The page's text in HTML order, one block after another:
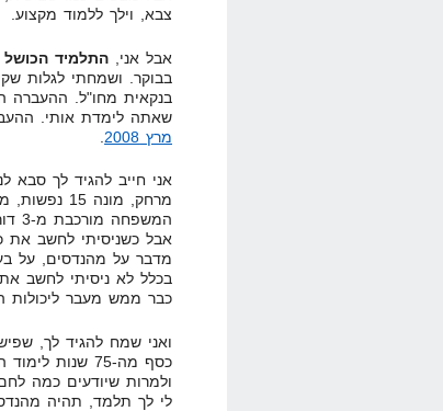
צבא, וילך ללמוד מקצוע.
אבל אני, התלמיד
בבוקר. ושמחתי לגלות
בנקאית מחו"ל. ההעברה
שאתה לימדת אותי.
מרץ 2008
אני חייב להגיד לך סבא
אבל כשניסיתי לחשב את
מדבר על מהנדסים, על
בכלל לא ניסיתי לחשב
כבר ממש מעבר ליכולות
ואני שמח להגיד לך,
כסף מה-75
ולמרות שיודעים כמה
לי לך תלמד, תהיה